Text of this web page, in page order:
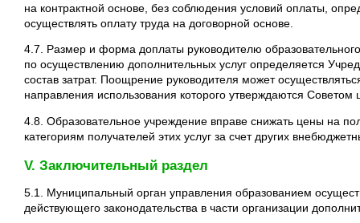
на контрактной основе, без соблюдения условий оплаты,
осуществлять оплату труда на договорной основе.
4.7. Размер и форма доплаты руководителю
по осуществлению дополнительных услуг определяется
состав затрат. Поощрение руководителя может
направления использования которого утверждаются Советом
4.8. Образовательное учреждение вправе снижать цены на
категориям получателей этих услуг за счет других
V. Заключительный раздел
5.1. Муниципальный орган управления образованием
действующего законодательства в части организации